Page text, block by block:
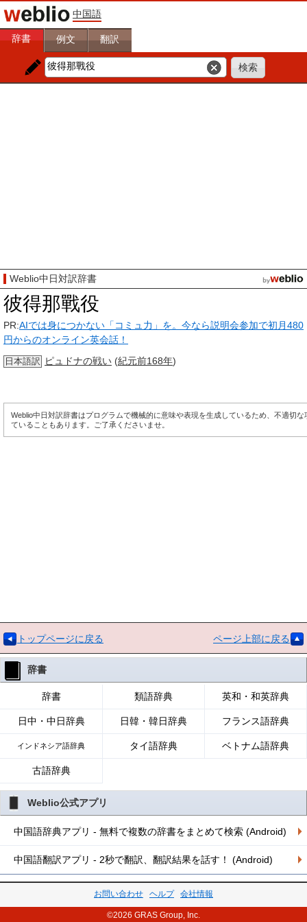
中国語
辞書 例文 翻訳
Weblio中日対訳辞書
彼得那戰役
PR:AIでは身につかない「コミュ力」を。今なら説明会参加で初月480
円からのオンライン英会話！
日本語訳 ピュドナの戦い (紀元前168年)
Weblio中日対訳辞書はプログラムで機械的に意味や表現を生成しているため、不適切な
ていることもあります。ご了承くださいませ。
トップページに戻る ページ上部に戻る
辞書
辞書 類語辞典 英和・和英辞典
日中・中日辞典 日韓・韓日辞典 フランス語辞典
インドネシア語辞典 タイ語辞典 ベトナム語辞典
古語辞典
Weblio公式アプリ
中国語辞典アプリ - 無料で複数の辞書をまとめて検索 (Android)
中国語翻訳アプリ - 2秒で翻訳、翻訳結果を話す！ (Android)
お問い合わせ ヘルプ 会社情報
©2026 GRAS Group, Inc.